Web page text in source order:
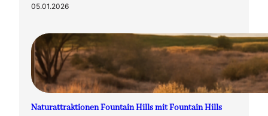
05.01.2026
Naturattraktionen Fountain Hills mit Fountain Hills